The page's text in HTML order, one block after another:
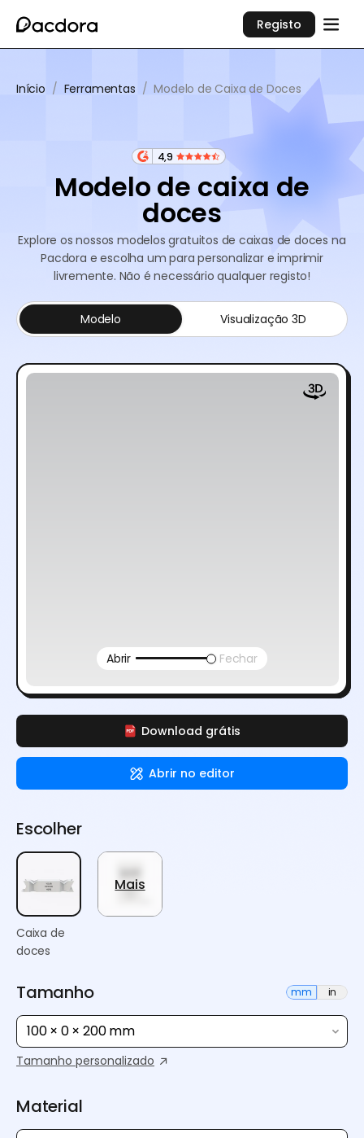
Registo
Início / Ferramentas / Modelo de Caixa de Doces
4,9
Modelo de caixa de
doces
Explore os nossos modelos gratuitos de caixas de doces na
Pacdora e escolha um para personalizar e imprimir
livremente. Não é necessário qualquer registo!
Download grátis
Abrir no editor
Modelo Visualização 3D
Abrir Fechar
Escolher
Caixa de
doces
Mais
Tamanho mm in
100 × 0 × 200 mm
Tamanho personalizado
Material